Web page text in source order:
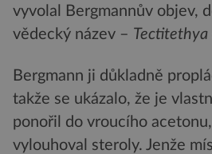
vyvolal Bergmannův objev,
vědecký název –
Bergmann ji důkladně
takže se ukázalo, že je
ponořil do vroucího
vylouhoval steroly. Jenže